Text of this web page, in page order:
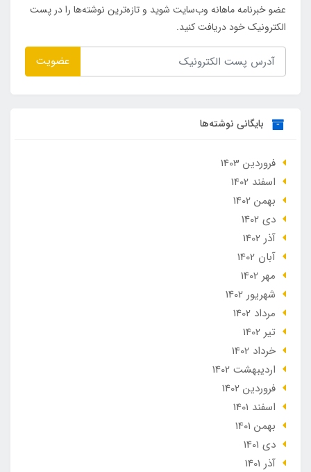
عضو خبرنامه ماهانه وب‌سایت شوید و تازه‌ترین نوشته‌ها را در پست
الکترونیک خود دریافت کنید.
عضویت
بایگانی نوشته‌ها
فروردین 1403
اسفند 1402
بهمن 1402
دی 1402
آذر 1402
آبان 1402
مهر 1402
شهریور 1402
مرداد 1402
تير 1402
خرداد 1402
ارديبهشت 1402
فروردین 1402
اسفند 1401
بهمن 1401
دی 1401
آذر 1401